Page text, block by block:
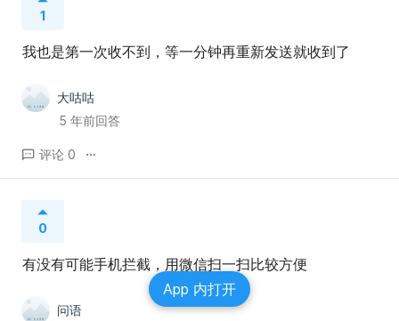
1
我也是第一次收不到，等一分钟再重新发送就收到了
大咕咕
5 年前回答
评论 0
0
有没有可能手机拦截，用微信扫一扫比较方便
问语
App 内打开